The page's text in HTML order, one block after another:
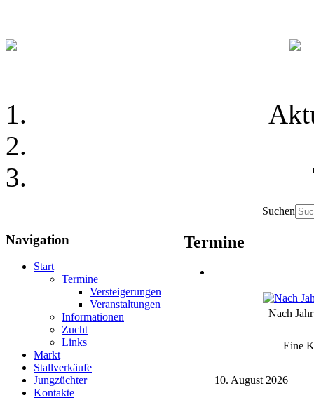
Suchen
Navigation
Start
Termine
Versteigerungen
Veranstaltungen
Informationen
Zucht
Links
Markt
Stallverkäufe
Jungzüchter
Kontakte
Termine
Nach Jahr
Eine
10. August 2026